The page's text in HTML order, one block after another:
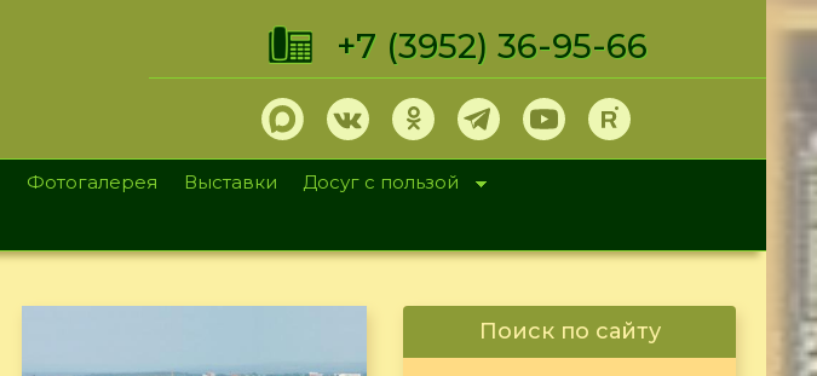
+7 (3952) 36-95-66
Фотогалерея Выставки
Досуг с пользой
Поиск по сайту